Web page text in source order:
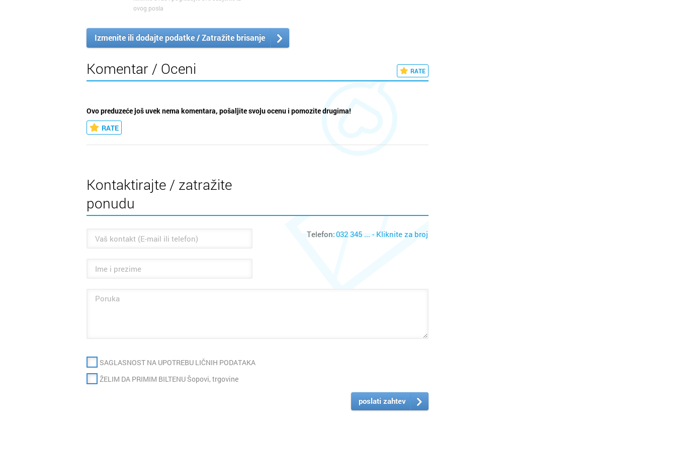
ovog posla
Izmenite ili dodajte podatke / Zatražite brisanje
Komentar / Oceni RATE
Ovo preduzeće još uvek nema komentara, pošaljite svoju ocenu i pomozite drugima!
RATE
Kontaktirajte / zatražite
ponudu
Telefon:032 345 ... - Kliknite za broj
SAGLASNOST NA UPOTREBU LIČNIH PODATAKA
ŽELIM DA PRIMIM BILTENU Šopovi, trgovine
poslati zahtev